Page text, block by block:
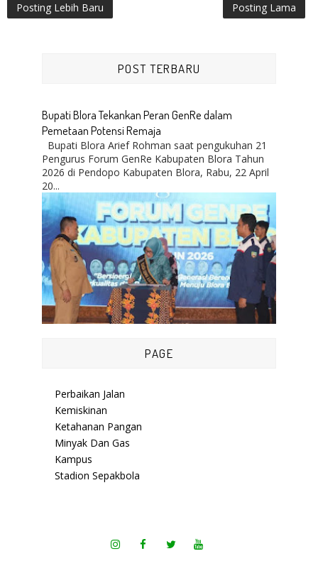
Posting Lebih Baru Posting Lama
POST TERBARU
Bupati Blora Tekankan Peran GenRe dalam
Pemetaan Potensi Remaja
Bupati Blora Arief Rohman saat pengukuhan 21
Pengurus Forum GenRe Kabupaten Blora Tahun
2026 di Pendopo Kabupaten Blora, Rabu, 22 April
20...
PAGE
Perbaikan Jalan
Kemiskinan
Ketahanan Pangan
Minyak Dan Gas
Kampus
Stadion Sepakbola